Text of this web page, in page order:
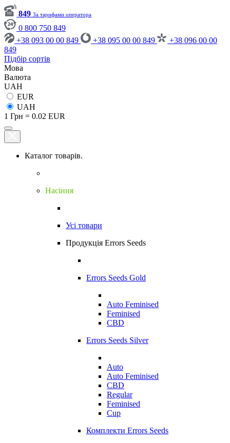
849 За тарифами оператора
0 800 750 849
+38 093 00 00 849
+38 095 00 00 849
+38 096 00 00
849
Підбір сортів
Мова
Валюта
UAH
EUR
UAH
1 Грн = 0.02 EUR
Каталог товарів.
Насіння
Усі товари
Продукція Errors Seeds
Errors Seeds Gold
Auto Feminised
Feminised
CBD
Errors Seeds Silver
Auto
Auto Feminised
CBD
Regular
Feminised
Cup
Комплекти Errors Seeds